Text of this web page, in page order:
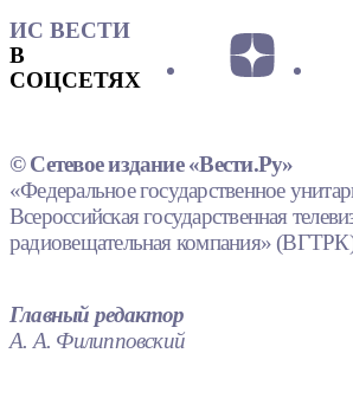
ИС ВЕСТИ
В
СОЦСЕТЯХ
© Сетевое издание «Вести.Ру»
«Федеральное государственное
Всероссийская государственная
радиовещательная компания»
Главный редактор
А. А. Филипповский